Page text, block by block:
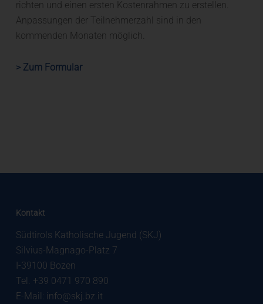
richten und einen ersten Kostenrahmen zu erstellen.
Anpassungen der Teilnehmerzahl sind in den
kommenden Monaten möglich.
> Zum Formular
Kontakt
Südtirols Katholische Jugend (SKJ)
Silvius-Magnago-Platz 7
I-39100 Bozen
Tel. +39 0471 970 890
E-Mail: info@skj.bz.it